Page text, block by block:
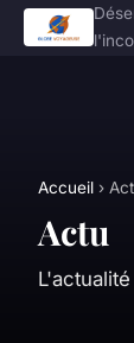
Accueil ›
Actu